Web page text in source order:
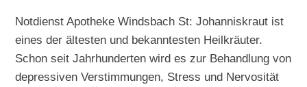
Notdienst Apotheke Windsbach St: Johanniskraut ist
eines der ältesten und bekanntesten Heilkräuter.
Schon seit Jahrhunderten wird es zur Behandlung von
depressiven Verstimmungen, Stress und Nervosität